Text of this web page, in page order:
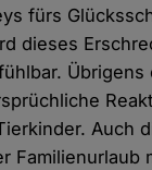
fürs
dieses
Übrigens
Auch
Familienurlaub